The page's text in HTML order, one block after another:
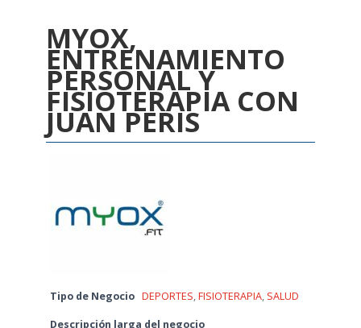
MYOX,
ENTRENAMIENTO
PERSONAL Y
FISIOTERAPIA CON
JUAN PERIS
Tipo de Negocio DEPORTES,FISIOTERAPIA, SALUD
Descripción larga del negocio